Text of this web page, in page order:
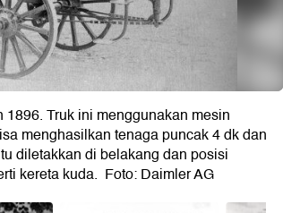
Truk ini menggunakan mesin
menghasilkan tenaga puncak 4 dk dan
diletakkan di belakang dan posisi
kereta kuda. Foto: Daimler AG